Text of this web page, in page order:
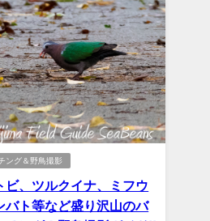
ング＆野鳥撮影
ビ、ツルクイナ、ミフウ
バト等など盛り沢山のバ